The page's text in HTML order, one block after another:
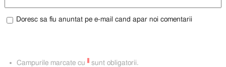
Doresc sa fiu anuntat pe e-mail cand apar noi comentarii
Campurile marcate cu
sunt obligatorii.